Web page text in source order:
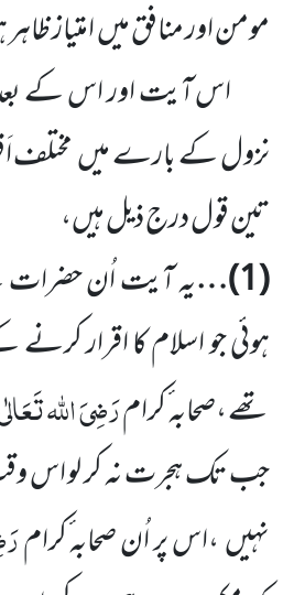
مومن اور منافق میںامتیاز
اس آیت اور اس کے
نزول کے بارے میںمختلف
تین قول درج ذیل ہیں،
(
1
)…یہ آیت اُن
ہوئی جو اسلام کا اقرار کرنے
تھے ،صحابہ ٔکرامرَضِیَ اللہ
جب تک ہجرت نہ کر لو اس
نہیں،اس پر اُن صحابہ ٔکرام